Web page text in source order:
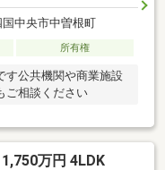
中央市中曽根町
所有権
す公共機関や商業施設
ご相談ください
万円 4LDK